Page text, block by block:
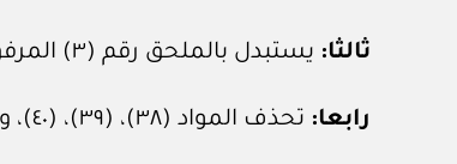
ثالثا: يستبدل بالملحق رقم (٣) المرفق باللائحة التنفيذية لقانون السياحة المشار إليها، الملحق المرفق.
رابعا: تحذف المواد (٣٨)، (٣٩)، (٤٠)، والفقرة الثانية من المادة (٣٥) من اللائحة التنفيذية لقانون السياحة المشار إليها.